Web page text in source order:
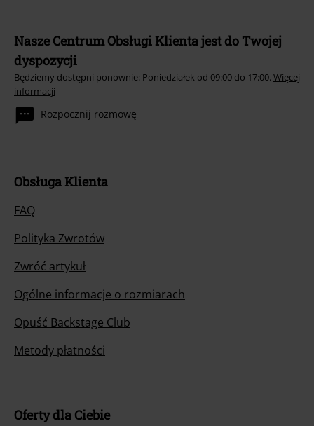
Nasze Centrum Obsługi Klienta jest do Twojej
dyspozycji
Będziemy dostępni ponownie: Poniedziałek od 09:00 do 17:00. Więcej
informacji
Rozpocznij rozmowę
Obsługa Klienta
FAQ
Polityka Zwrotów
Zwróć artykuł
Ogólne informacje o rozmiarach
Opuść Backstage Club
Metody płatności
Oferty dla Ciebie